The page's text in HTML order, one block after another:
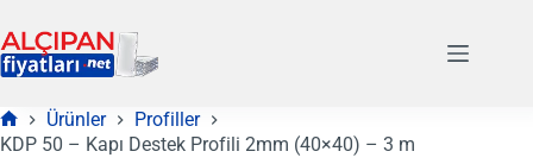
to
content
Anasayfa
Ürünler
Profiller
KDP 50 – Kapı Destek Profili 2mm (40×40) – 3 m